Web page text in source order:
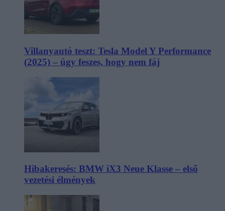
Villanyautó teszt: Tesla Model Y Performance
(2025) – úgy feszes, hogy nem fáj
Hibakeresés: BMW iX3 Neue Klasse – első
vezetési élmények